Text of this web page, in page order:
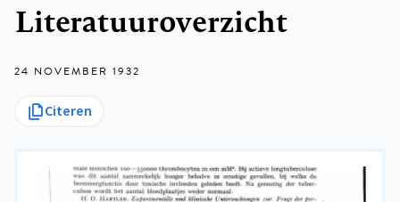
Literatuuroverzicht
24 NOVEMBER 1932
Citeren